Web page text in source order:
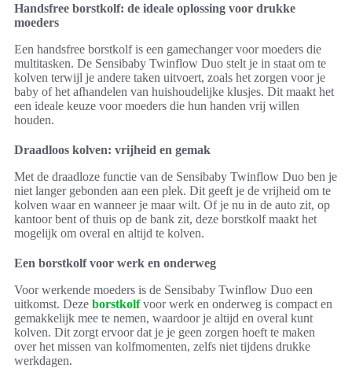
Handsfree borstkolf: de ideale oplossing voor drukke
moeders
Een handsfree borstkolf is een gamechanger voor moeders die
multitasken. De Sensibaby Twinflow Duo stelt je in staat om te
kolven terwijl je andere taken uitvoert, zoals het zorgen voor je
baby of het afhandelen van huishoudelijke klusjes. Dit maakt het
een ideale keuze voor moeders die hun handen vrij willen
houden.
Draadloos kolven: vrijheid en gemak
Met de draadloze functie van de Sensibaby Twinflow Duo ben je
niet langer gebonden aan een plek. Dit geeft je de vrijheid om te
kolven waar en wanneer je maar wilt. Of je nu in de auto zit, op
kantoor bent of thuis op de bank zit, deze borstkolf maakt het
mogelijk om overal en altijd te kolven.
Een borstkolf voor werk en onderweg
Voor werkende moeders is de Sensibaby Twinflow Duo een
uitkomst. Deze borstkolfvoor werk en onderweg is compact en
gemakkelijk mee te nemen, waardoor je altijd en overal kunt
kolven. Dit zorgt ervoor dat je je geen zorgen hoeft te maken
over het missen van kolfmomenten, zelfs niet tijdens drukke
werkdagen.